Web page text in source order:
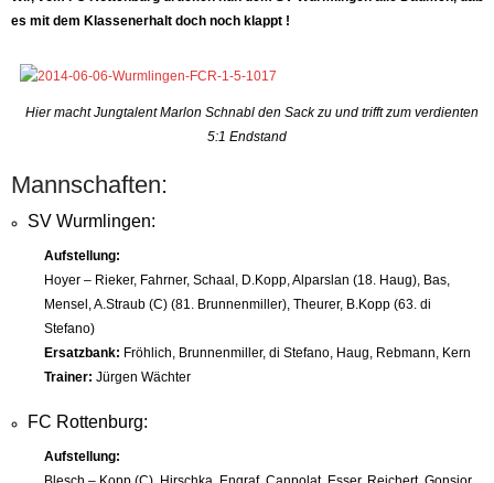
es mit dem Klassenerhalt doch noch klappt !
Hier macht Jungtalent Marlon Schnabl den Sack zu und trifft zum verdienten
5:1 Endstand
Mannschaften:
SV Wurmlingen:
Aufstellung:
Hoyer – Rieker, Fahrner, Schaal, D.Kopp, Alparslan (18. Haug), Bas,
Mensel, A.Straub (C) (81. Brunnenmiller), Theurer, B.Kopp (63. di
Stefano)
Ersatzbank: Fröhlich, Brunnenmiller, di Stefano, Haug, Rebmann, Kern
Trainer: Jürgen Wächter
FC Rottenburg:
Aufstellung: